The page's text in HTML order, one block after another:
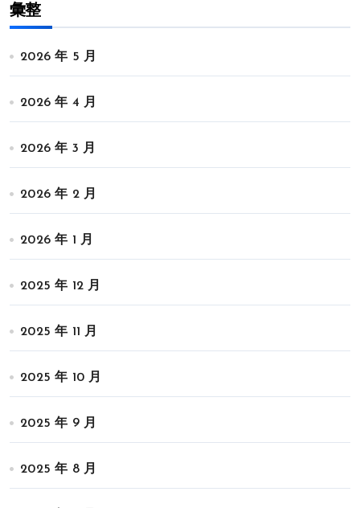
彙整
2026 年 5 月
2026 年 4 月
2026 年 3 月
2026 年 2 月
2026 年 1 月
2025 年 12 月
2025 年 11 月
2025 年 10 月
2025 年 9 月
2025 年 8 月